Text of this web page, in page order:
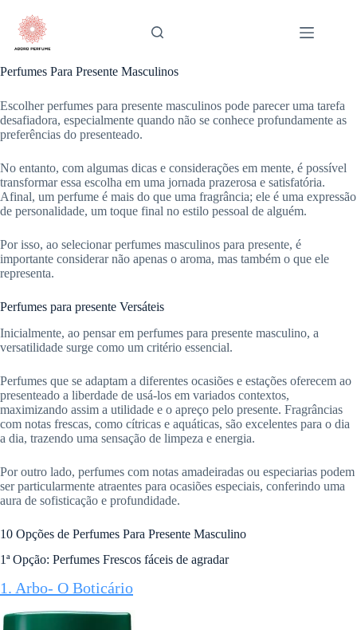
para
conteúdo
Perfumes Para Presente Masculinos
Escolher perfumes para presente masculinos pode parecer uma tarefa
desafiadora, especialmente quando não se conhece profundamente as
preferências do presenteado.
No entanto, com algumas dicas e considerações em mente, é possível
transformar essa escolha em uma jornada prazerosa e satisfatória.
Afinal, um perfume é mais do que uma fragrância; ele é uma expressão
de personalidade, um toque final no estilo pessoal de alguém.
Por isso, ao selecionar perfumes masculinos para presente, é
importante considerar não apenas o aroma, mas também o que ele
representa.
Perfumes para presente Versáteis
Inicialmente, ao pensar em perfumes para presente masculino, a
versatilidade surge como um critério essencial.
Perfumes que se adaptam a diferentes ocasiões e estações oferecem ao
presenteado a liberdade de usá-los em variados contextos,
maximizando assim a utilidade e o apreço pelo presente. Fragrâncias
com notas frescas, como cítricas e aquáticas, são excelentes para o dia
a dia, trazendo uma sensação de limpeza e energia.
Por outro lado, perfumes com notas amadeiradas ou especiarias podem
ser particularmente atraentes para ocasiões especiais, conferindo uma
aura de sofisticação e profundidade.
10 Opções de Perfumes Para Presente Masculino
1ª Opção: Perfumes Frescos fáceis de agradar
1. Arbo- O Boticário